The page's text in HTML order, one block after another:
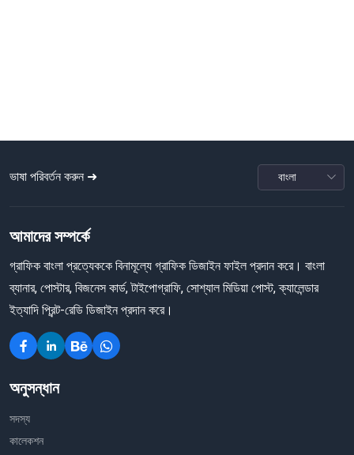
ভাষা পরিবর্তন করুন ➜
আমাদের সম্পর্কে
গ্রাফিক বাংলা প্রত্যেককে বিনামূল্যে গ্রাফিক ডিজাইন ফাইল প্রদান করে। বাংলা
ব্যানার, পোস্টার, বিজনেস কার্ড, টাইপোগ্রাফি, সোশ্যাল মিডিয়া পোস্ট, ক্যালেন্ডার
ইত্যাদি প্রিন্ট-রেডি ডিজাইন প্রদান করে।
অনুসন্ধান
সদস্য
কালেকশন